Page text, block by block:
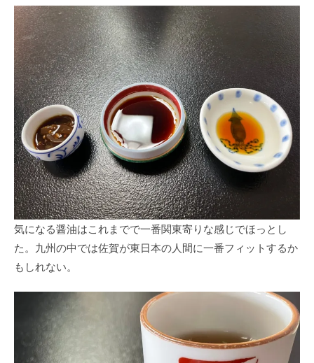
気になる醤油はこれまでで一番関東寄りな感じでほっとし
た。九州の中では佐賀が東日本の人間に一番フィットするか
もしれない。